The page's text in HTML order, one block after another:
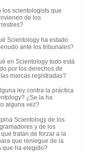
los scientologists que
de los
Scientology ha estado
ante los tribunales?
en Scientology todo está
por los derechos de
marcas registradas?
ley contra la práctica
¿Se la ha
alguna vez?
Scientology de los
y de los
tratan de forzar a la
que reniegue de la
que ha elegido?